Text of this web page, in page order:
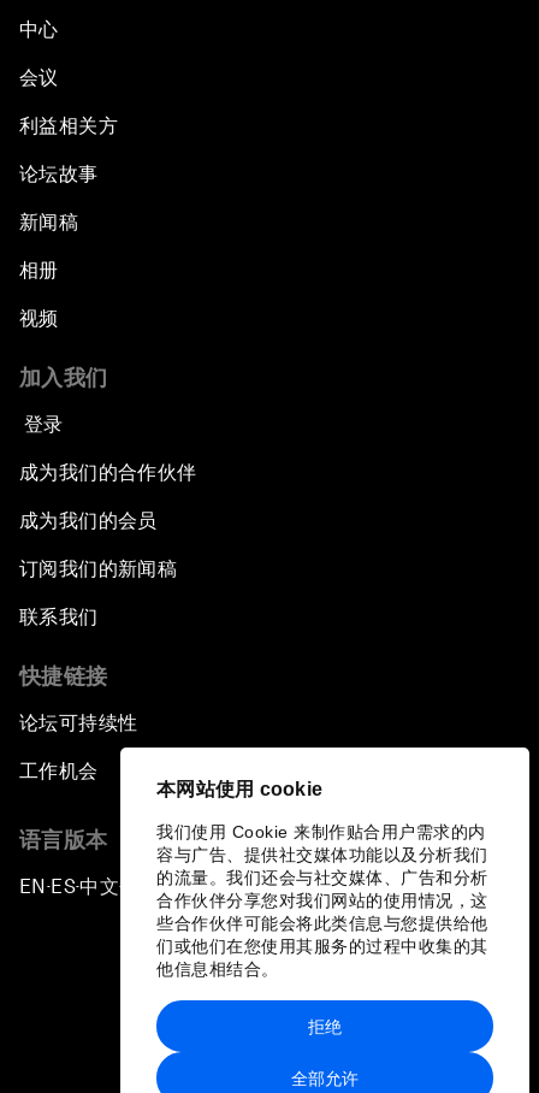
本网站使用 cookie
我们使用 Cookie 来制作贴合用户需求的内
容与广告、提供社交媒体功能以及分析我们
的流量。我们还会与社交媒体、广告和分析
合作伙伴分享您对我们网站的使用情况，这
些合作伙伴可能会将此类信息与您提供给他
们或他们在您使用其服务的过程中收集的其
他信息相结合。
全部允许
拒绝
中心
会议
利益相关方
论坛故事
新闻稿
相册
视频
加入我们
登录
成为我们的合作伙伴
成为我们的会员
订阅我们的新闻稿
联系我们
快捷链接
论坛可持续性
工作机会
语言版本
EN ▪ES▪中文▪ 日本語